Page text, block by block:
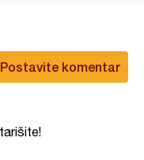
Postavite komentar